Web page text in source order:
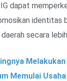
dapat
identitas
secara
Memulai Usaha